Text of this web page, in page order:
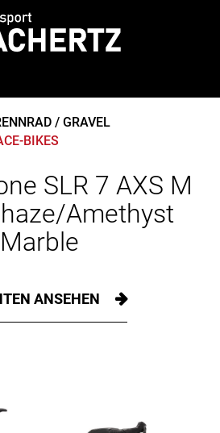
/ GRAVEL
BIKES
SLR 7 AXS M
Amethyst
Marble
ANSEHEN